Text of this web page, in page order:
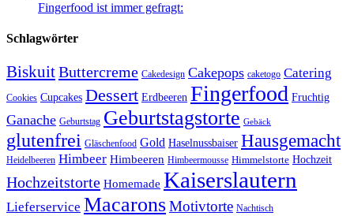
Fingerfood ist immer gefragt:
Schlagwörter
BiskuitButtercreme Cakedesign Cakepops caketogo Catering
Cookies Cupcakes Dessert Erdbeeren Fingerfood Fruchtig
Ganache Geburtstag Geburtstagstorte Gebäck
glutenfrei Gläschenfood Gold Haselnussbaiser Hausgemacht
Heidelbeeren Himbeer Himbeeren Himbeermousse Himmelstorte Hochzeit
Hochzeitstorte Homemade Kaiserslautern
Lieferservice MacaronsMotivtorte Nachtisch